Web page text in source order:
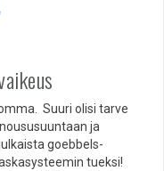
Suuri olisi tarve
ja
goebbels-
tueksi!